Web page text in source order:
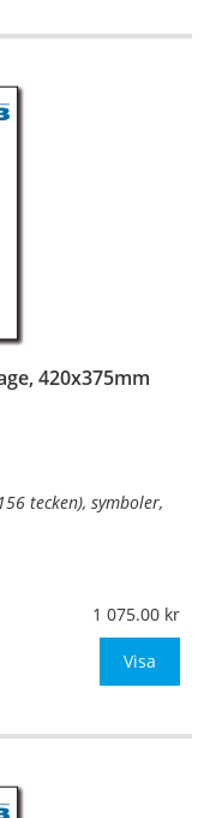
420x375mm
tecken), symboler,
upp till 0,16m²)
1 075.00
Visa